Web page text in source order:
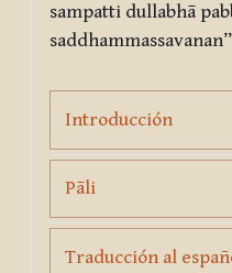
sampatti dullabhā
IntroducciónPage
PāliPage
Traducción al